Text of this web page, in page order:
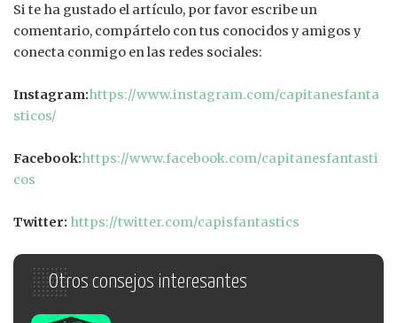
Si te ha gustado el artículo, por favor escribe un
comentario, compártelo con tus conocidos y amigos y
conecta conmigo en las redes sociales:
Instagram:https://www.instagram.com/capitanesfanta
sticos/
Facebook:https://www.facebook.com/capitanesfantasti
cos
Twitter: https://twitter.com/capisfantastics
Otros consejos interesantes